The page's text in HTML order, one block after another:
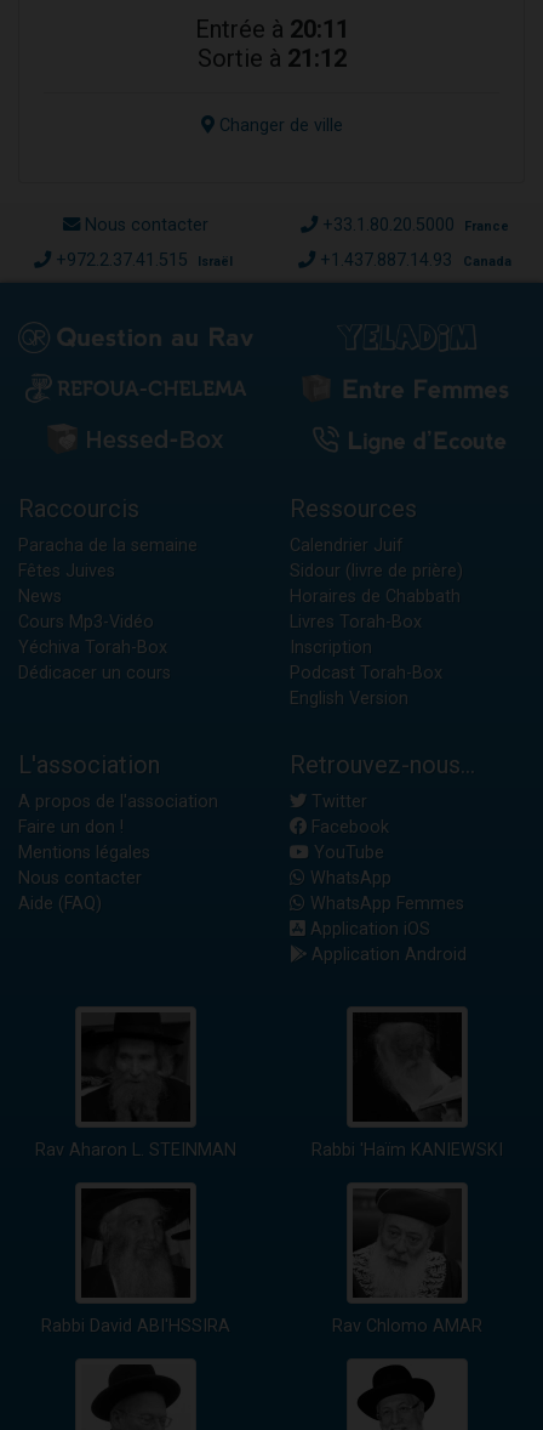
Entrée à 20:11
Sortie à 21:12
Changer de ville
Nous contacter +33.1.80.20.5000 France
+972.2.37.41.515 Israël +1.437.887.14.93 Canada
Raccourcis
Paracha de la semaine
Fêtes Juives
News
Cours Mp3-Vidéo
Yéchiva Torah-Box
Dédicacer un cours
Ressources
Calendrier Juif
Sidour (livre de prière)
Horaires de Chabbath
Livres Torah-Box
Inscription
Podcast Torah-Box
English Version
L'association
A propos de l'association
Faire un don !
Mentions légales
Nous contacter
Aide (FAQ)
Retrouvez-nous...
Twitter
Facebook
YouTube
WhatsApp
WhatsApp Femmes
Application iOS
Application Android
Rav Aharon L. STEINMAN Rabbi 'Haïm KANIEWSKI
Rabbi David ABI'HSSIRA Rav Chlomo AMAR